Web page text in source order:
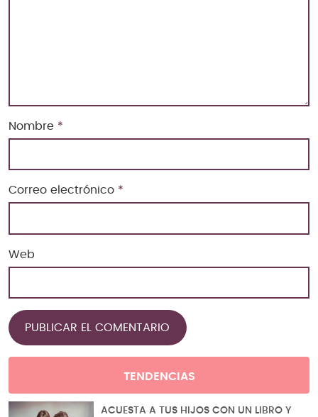
Nombre *
Correo electrónico *
Web
TENDENCIAS
ACUESTA A TUS HIJOS CON UN LIBRO Y